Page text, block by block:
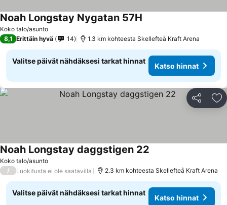
Koko talo/asunto
Noah Longstay Nygatan 57H
8,1 Erittäin hyvä 14 1.3 km kohteesta Skellefteå Kraft Arena
Valitse päivät nähdäksesi tarkat hinnat
Katso hinnat
Jaa
Koko talo/asunto
Noah Longstay daggstigen 22
/ Luokitusta ei ole saatavilla 2.3 km kohteesta Skellefteå Kraft Arena
Valitse päivät nähdäksesi tarkat hinnat
Katso hinnat